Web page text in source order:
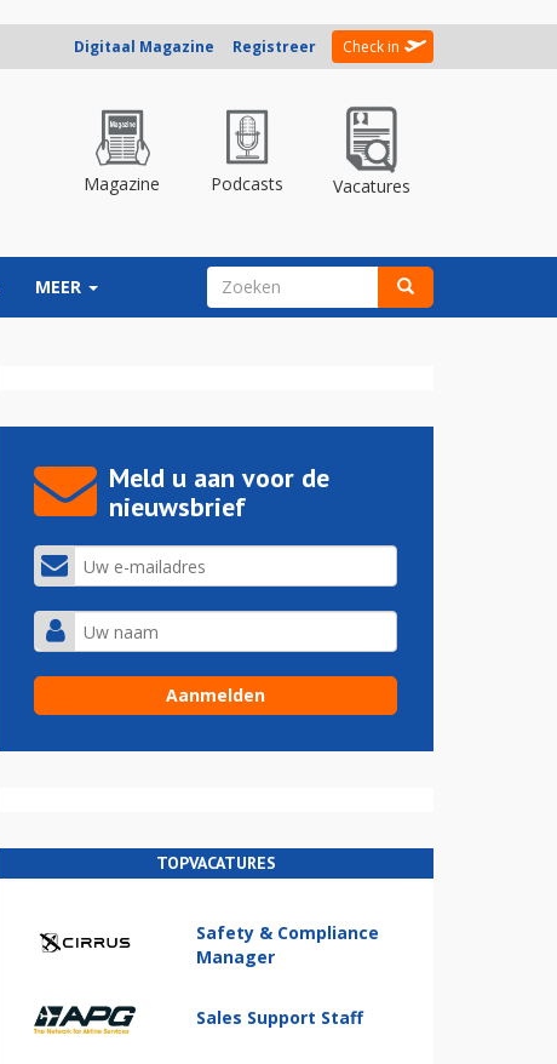
Digitaal Magazine Registreer Check in
Magazine Podcasts Vacatures
MEER ZOEKVELD
Meld u aan voor de
nieuwsbrief
TOPVACATURES
Safety & Compliance
Manager
Sales Support Staff